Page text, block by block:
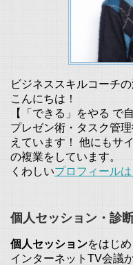
ビジネススキルコーチ
こんにちは！
【「できる」をやる で
プレゼン術・タスク管
えています！ 他にもサ
の複業をしています。
くわしいプロフィール
個人セッション・診
個人セッションをはじめ
インターネットTV会議